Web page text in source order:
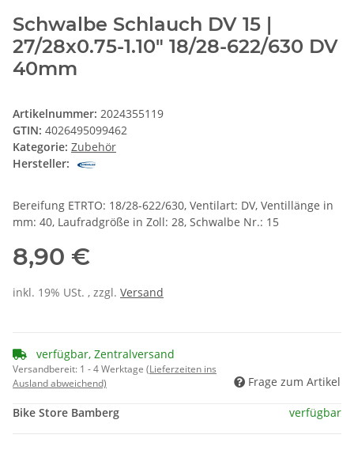
Schwalbe Schlauch DV 15 |
27/28x0.75-1.10" 18/28-622/630 DV
40mm
Artikelnummer: 2024355119
GTIN: 4026495099462
Kategorie: Zubehör
Hersteller:
Bereifung ETRTO: 18/28-622/630, Ventilart: DV, Ventillänge in
mm: 40, Laufradgröße in Zoll: 28, Schwalbe Nr.: 15
8,90 €
inkl. 19% USt. , zzgl. Versand
verfügbar, Zentralversand
Versandbereit: 1 - 4 Werktage (Lieferzeiten ins
Ausland abweichend)
Frage zum Artikel
Bike Store Bamberg verfügbar